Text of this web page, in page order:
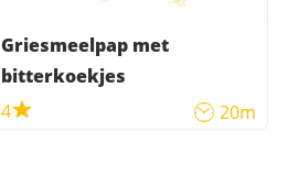
Griesmeelpap met
bitterkoekjes
4
20m